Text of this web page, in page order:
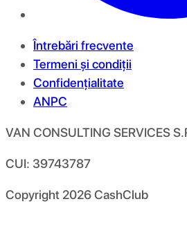
Întrebări frecvente
Termeni și condiții
Confidențialitate
ANPC
VAN CONSULTING SERVICES
CUI: 39743787
Copyright 2026CashClub